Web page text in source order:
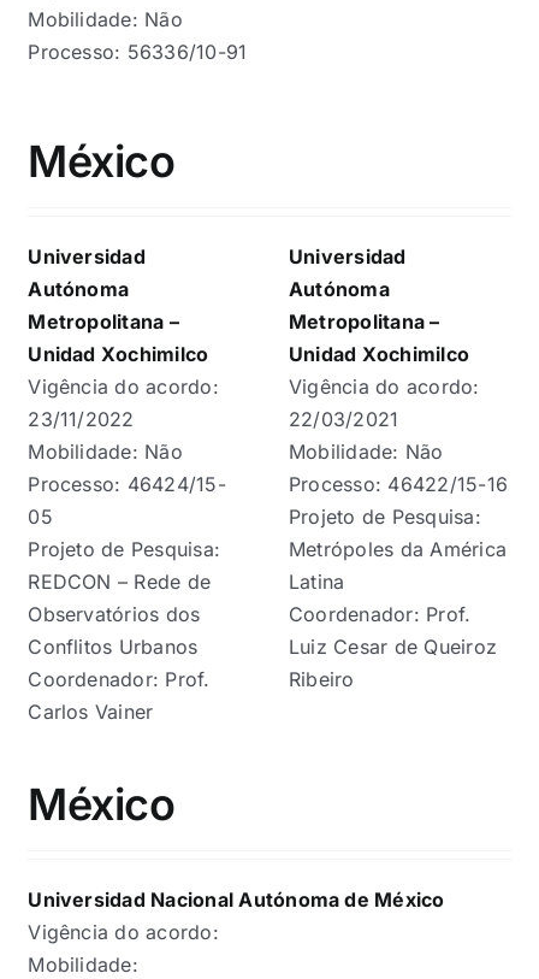
Mobilidade: Não
Processo: 56336/10-91
México
Universidad
Autónoma
Metropolitana –
Unidad Xochimilco
Vigência do acordo:
23/11/2022
Mobilidade: Não
Processo: 46424/15-
05
Projeto de Pesquisa:
REDCON – Rede de
Observatórios dos
Conflitos Urbanos
Coordenador: Prof.
Carlos Vainer
Universidad
Autónoma
Metropolitana –
Unidad Xochimilco
Vigência do acordo:
22/03/2021
Mobilidade: Não
Processo: 46422/15-16
Projeto de Pesquisa:
Metrópoles da América
Latina
Coordenador: Prof.
Luiz Cesar de Queiroz
Ribeiro
México
Universidad Nacional Autónoma de México
Vigência do acordo:
Mobilidade: